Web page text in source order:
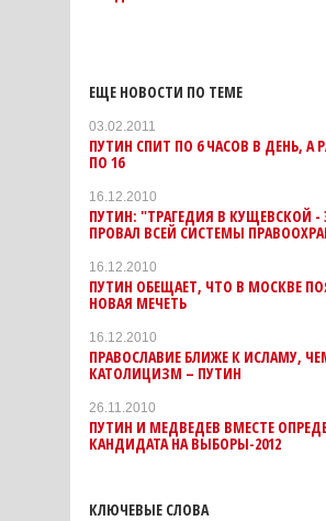
ЕЩЕ НОВОСТИ ПО ТЕМЕ
03.02.2011
ПУТИН СПИТ ПО 6 ЧАСОВ В ДЕНЬ, А
ПО 16
16.12.2010
ПУТИН: "ТРАГЕДИЯ В КУЩЕВСКОЙ -
ПРОВАЛ ВСЕЙ СИСТЕМЫ
16.12.2010
ПУТИН ОБЕЩАЕТ, ЧТО В МОСКВЕ
НОВАЯ МЕЧЕТЬ
16.12.2010
ПРАВОСЛАВИЕ БЛИЖЕ К ИСЛАМУ,
КАТОЛИЦИЗМ – ПУТИН
26.11.2010
ПУТИН И МЕДВЕДЕВ ВМЕСТЕ
КАНДИДАТА НА ВЫБОРЫ-2012
КЛЮЧЕВЫЕ СЛОВА